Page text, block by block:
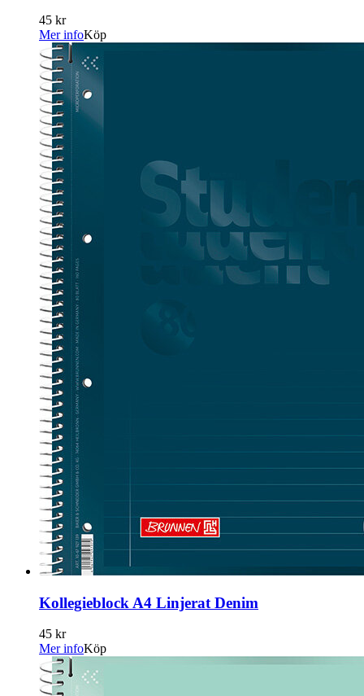
45 kr
Mer infoKöp
Kollegieblock A4 Linjerat Denim
45 kr
Mer infoKöp